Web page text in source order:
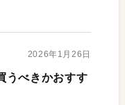
2026年1月26日
うべきかおすす